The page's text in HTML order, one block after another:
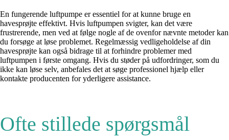
En fungerende luftpumpe er essentiel for at kunne bruge en
havesprøjte effektivt. Hvis luftpumpen svigter, kan det være
frustrerende, men ved at følge nogle af de ovenfor nævnte metoder kan
du forsøge at løse problemet. Regelmæssig vedligeholdelse af din
havesprøjte kan også bidrage til at forhindre problemer med
luftpumpen i første omgang. Hvis du støder på udfordringer, som du
ikke kan løse selv, anbefales det at søge professionel hjælp eller
kontakte producenten for yderligere assistance.
Ofte stillede spørgsmål